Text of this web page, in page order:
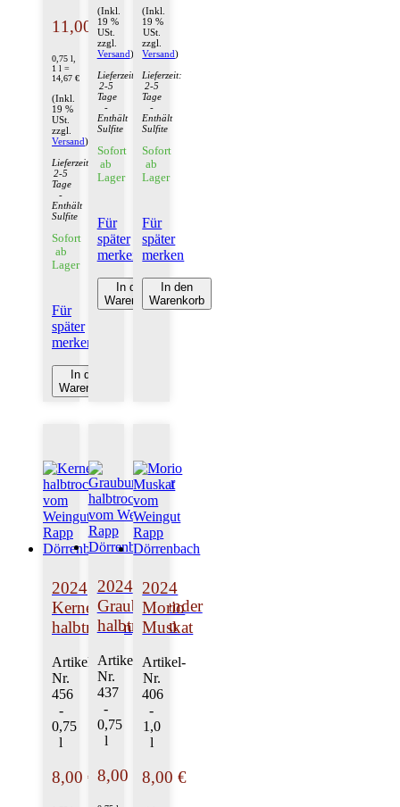
11,00 €
0,75 l,
1 l =
14,67 €
(Inkl.
19 %
USt.
zzgl.
Versand)
Lieferzeit:
2-5
Tage
-
Enthält
Sulfite
Sofort
ab
Lager
Für
später
merken
In den
Warenkorb
(Inkl.
19 %
USt.
zzgl.
Versand)
Lieferzeit:
2-5
Tage
-
Enthält
Sulfite
Sofort
ab
Lager
Für
später
merken
In den
Warenkorb
(Inkl.
19 %
USt.
zzgl.
Versand)
Lieferzeit:
2-5
Tage
-
Enthält
Sulfite
Sofort
ab
Lager
Für
später
merken
In den
Warenkorb
2024
Kerner
halbtrocken
Artikel-
Nr.
456
-
0,75
l
8,00 €
2024
Grauburgunder
halbtrocken
Artikel-
Nr.
437
-
0,75
l
8,00 €
2024
Morio
Muskat
Artikel-
Nr.
406
-
1,0
l
8,00 €